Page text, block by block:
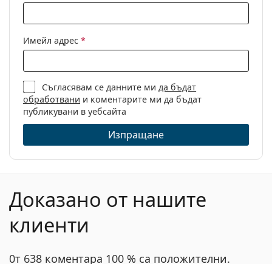
Имейл адрес *
Съгласявам се данните ми да бъдат
обработвани и коментарите ми да бъдат
публикувани в уебсайта
Изпращане
Доказано от нашите
клиенти
0т 638 коментара 100 % са положителни.